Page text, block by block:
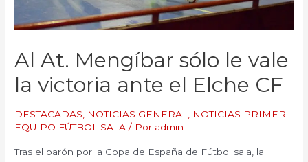
Al At. Mengíbar sólo le vale
la victoria ante el Elche CF
DESTACADAS NOTICIAS GENERAL
NOTICIAS PRIMER
EQUIPO FÚTBOL SALA / Por admin
Tras el parón por la Copa de España de Fútbol sala, la